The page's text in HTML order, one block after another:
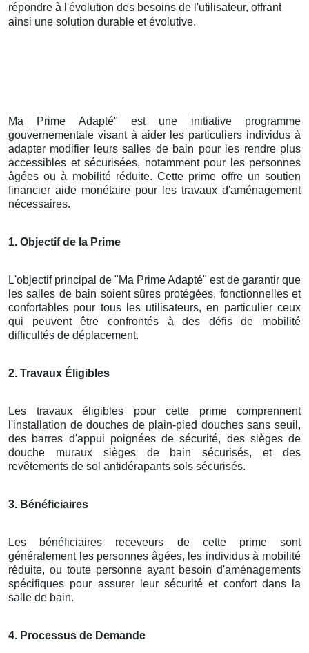
répondre à l'évolution des besoins de l'utilisateur, offrant
ainsi une solution durable et évolutive.
Ma Prime Adapté" est une initiative programme
gouvernementale visant à aider les particuliers individus à
adapter modifier leurs salles de bain pour les rendre plus
accessibles et sécurisées, notamment pour les personnes
âgées ou à mobilité réduite. Cette prime offre un soutien
financier aide monétaire pour les travaux d'aménagement
nécessaires.
1. Objectif de la Prime
L'objectif principal de "Ma Prime Adapté" est de garantir que
les salles de bain soient sûres protégées, fonctionnelles et
confortables pour tous les utilisateurs, en particulier ceux
qui peuvent être confrontés à des défis de mobilité
difficultés de déplacement.
2. Travaux Éligibles
Les travaux éligibles pour cette prime comprennent
l'installation de douches de plain-pied douches sans seuil,
des barres d'appui poignées de sécurité, des sièges de
douche muraux sièges de bain sécurisés, et des
revêtements de sol antidérapants sols sécurisés.
3. Bénéficiaires
Les bénéficiaires receveurs de cette prime sont
généralement les personnes âgées, les individus à mobilité
réduite, ou toute personne ayant besoin d'aménagements
spécifiques pour assurer leur sécurité et confort dans la
salle de bain.
4. Processus de Demande